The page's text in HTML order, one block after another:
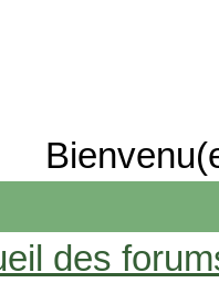
des